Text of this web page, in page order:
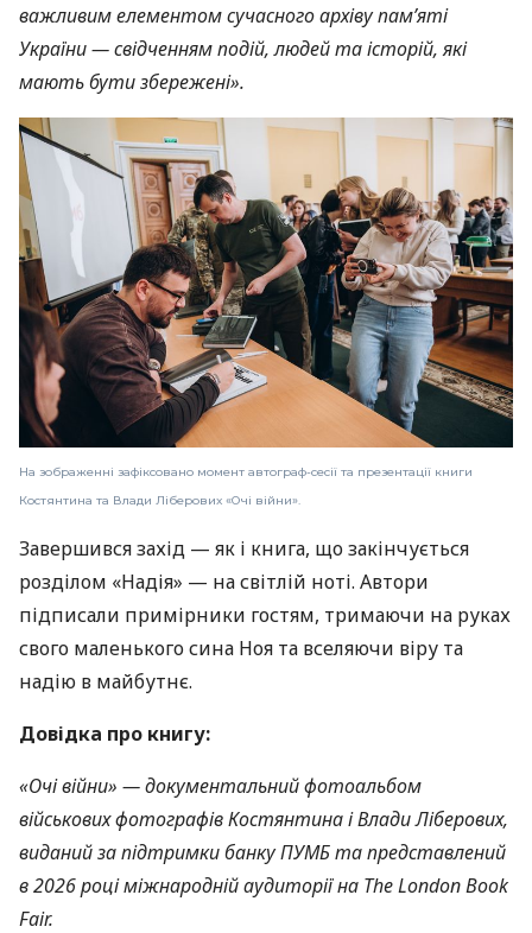
важливим елементом сучасного архіву пам’яті
України — свідченням подій, людей та історій, які
мають бути збережені».
На зображенні зафіксовано момент автограф-сесії та презентації книги
Костянтина та Влади Ліберових «Очі війни».
Завершився захід — як і книга, що закінчується
розділом «Надія» — на світлій ноті. Автори
підписали примірники гостям, тримаючи на руках
свого маленького сина Ноя та вселяючи віру та
надію в майбутнє.
Довідка про книгу:
«Очі війни» — документальний фотоальбом
військових фотографів Костянтина і Влади Ліберових,
виданий за підтримки банку ПУМБ та представлений
в 2026 році міжнародній аудиторії на The London Book
Fair.